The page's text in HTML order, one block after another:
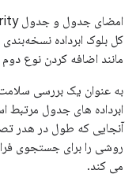
کل بلوک ابرداده
مانند اضافه کردن نوع
به عنوان یک بررسی
ابرداده های جدول
روشی را برای جستجوی
می کند.